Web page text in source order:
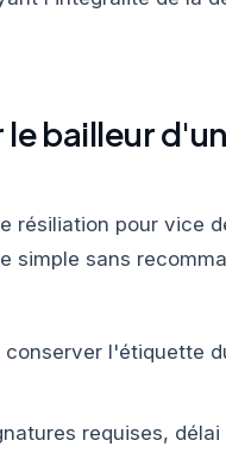
bailleur
résiliation pour vice
simple sans
conserver l'étiquette
requises,